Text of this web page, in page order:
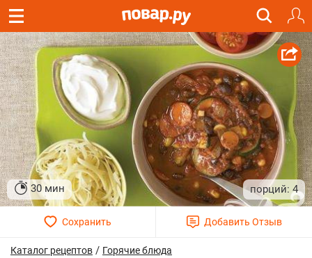
30 мин 4
Каталог рецептов / Горячие блюда